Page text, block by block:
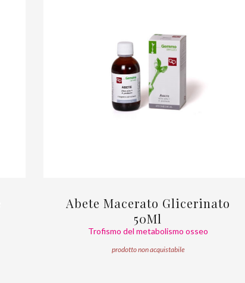
Abete Macerato Glicerinato
50Ml
Trofismo del metabolismo osseo
prodotto non acquistabile